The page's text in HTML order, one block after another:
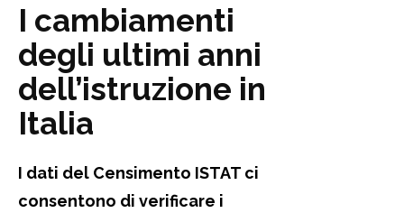
I cambiamenti
degli ultimi anni
dell’istruzione in
Italia
I dati del Censimento ISTAT ci
consentono di verificare i